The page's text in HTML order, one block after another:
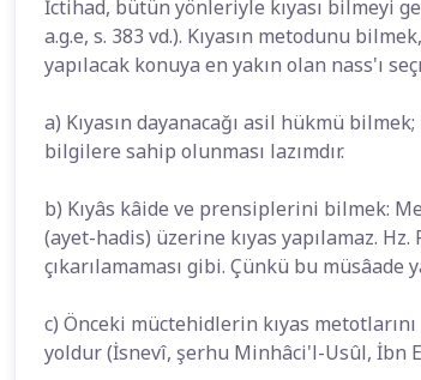
İctihad, bütün yönleriyle kıyası bilmeyi
a.g.e, s. 383 vd.). Kıyasın metodunu
yapılacak konuya en yakın olan nass'ı
a) Kıyasın dayanacağı asil hükmü
bilgilere sahip olunması lazımdır.
b) Kıyâs kâide ve prensiplerini bilmek:
(ayet-hadis) üzerine kıyas yapılamaz.
çıkarılamaması gibi. Çünkü bu müsâade
c) Önceki müctehidlerin kıyas
yoldur (İsnevî, şerhu Minhâci'l-Usûl, İbn